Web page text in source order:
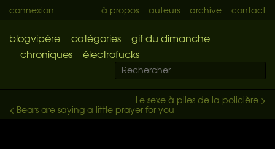
connexion à propos auteurs archive contact
blogvipère catégories
gif du dimanche
chroniques
électrofucks
Le sexe à piles de la policière >
< Bears are saying a little prayer for you